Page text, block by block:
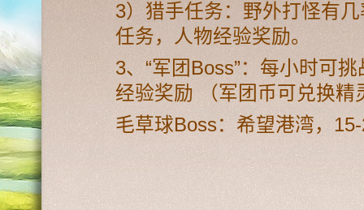
3）猎手任务：野外打怪有
任务，人物经验奖励。
3、“军团Boss”：每小时可
经验奖励 （军团币可兑换精
毛草球Boss：希望港湾，